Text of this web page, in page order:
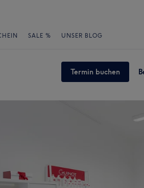
SALE % UNSER BLOG
Termin buchen